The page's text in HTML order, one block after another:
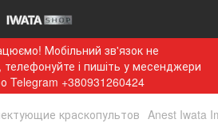
Мобільний зв'язок не
телефонуйте і пишіть у месенджери
Telegram +380931260424
краскопультов Anest Iwata